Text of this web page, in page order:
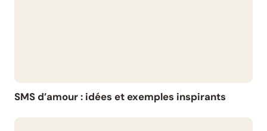
SMS d’amour : idées et exemples inspirants